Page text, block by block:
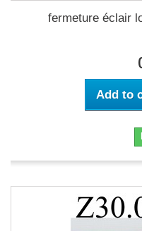
fermeture éclair
Add to